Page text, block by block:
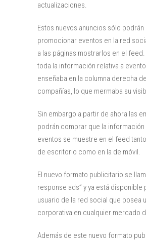
actualizaciones.
Estos nuevos anuncios sólo
promocionar eventos en la red
a las páginas mostrarlos en el feed.
toda la información relativa a
enseñaba en la columna derecha
compañías, lo que mermaba su
Sin embargo a partir de ahora las
podrán comprar que la información
eventos se muestre en el feed
de escritorio como en la de móvil.
El nuevo formato publicitario se
response ads” y ya está disponible
usuario de la red social que posea
corporativa en cualquier mercado
Además de este nuevo formato